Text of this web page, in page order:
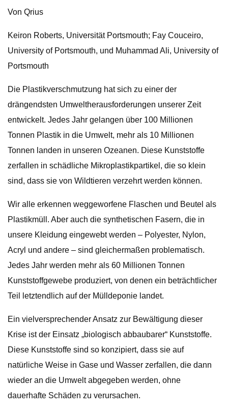
Von Qrius
Keiron Roberts, Universität Portsmouth; Fay Couceiro,
University of Portsmouth, und Muhammad Ali, University of
Portsmouth
Die Plastikverschmutzung hat sich zu einer der
drängendsten Umweltherausforderungen unserer Zeit
entwickelt. Jedes Jahr gelangen über 100 Millionen
Tonnen Plastik in die Umwelt, mehr als 10 Millionen
Tonnen landen in unseren Ozeanen. Diese Kunststoffe
zerfallen in schädliche Mikroplastikpartikel, die so klein
sind, dass sie von Wildtieren verzehrt werden können.
Wir alle erkennen weggeworfene Flaschen und Beutel als
Plastikmüll. Aber auch die synthetischen Fasern, die in
unsere Kleidung eingewebt werden – Polyester, Nylon,
Acryl und andere – sind gleichermaßen problematisch.
Jedes Jahr werden mehr als 60 Millionen Tonnen
Kunststoffgewebe produziert, von denen ein beträchtlicher
Teil letztendlich auf der Mülldeponie landet.
Ein vielversprechender Ansatz zur Bewältigung dieser
Krise ist der Einsatz „biologisch abbaubarer“ Kunststoffe.
Diese Kunststoffe sind so konzipiert, dass sie auf
natürliche Weise in Gase und Wasser zerfallen, die dann
wieder an die Umwelt abgegeben werden, ohne
dauerhafte Schäden zu verursachen.